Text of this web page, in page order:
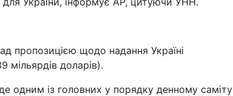
пропозицією щодо надання Україні
мільярдів доларів).
одним із головних у порядку денному саміту